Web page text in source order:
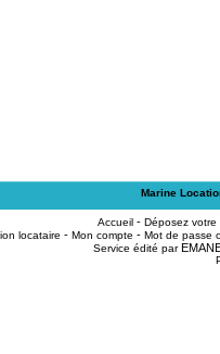
Marine
Accueil - Déposez
locataire - Mon compte - Mot de passe
Service édité par